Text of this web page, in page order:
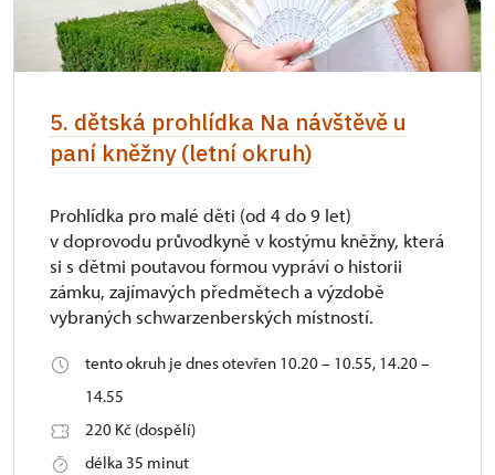
5. dětská prohlídka Na návštěvě u
paní kněžny (letní okruh)
Prohlídka pro malé děti (od 4 do 9 let)
v doprovodu průvodkyně v kostýmu kněžny, která
si s dětmi poutavou formou vypráví o historii
zámku, zajímavých předmětech a výzdobě
vybraných schwarzenberských místností.
tento okruh je dnes otevřen 10.20 – 10.55, 14.20 –
14.55
220 Kč (dospělí)
délka 35 minut